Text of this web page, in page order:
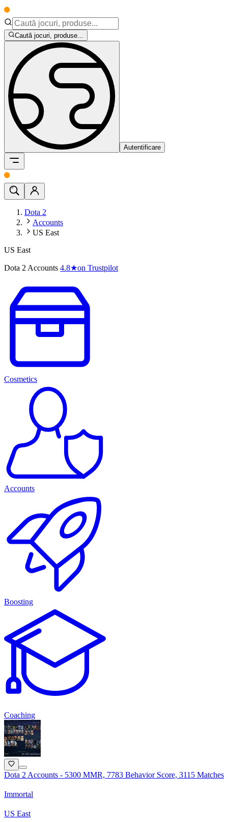
Caută jocuri, produse...
Autentificare
Dota 2
Accounts
US East
US East
Dota 2 Accounts 4.8★on Trustpilot
Cosmetics
Accounts
Boosting
Coaching
Dota 2 Accounts - 5300 MMR, 7783 Behavior Score, 3115 Matches
Immortal
US East